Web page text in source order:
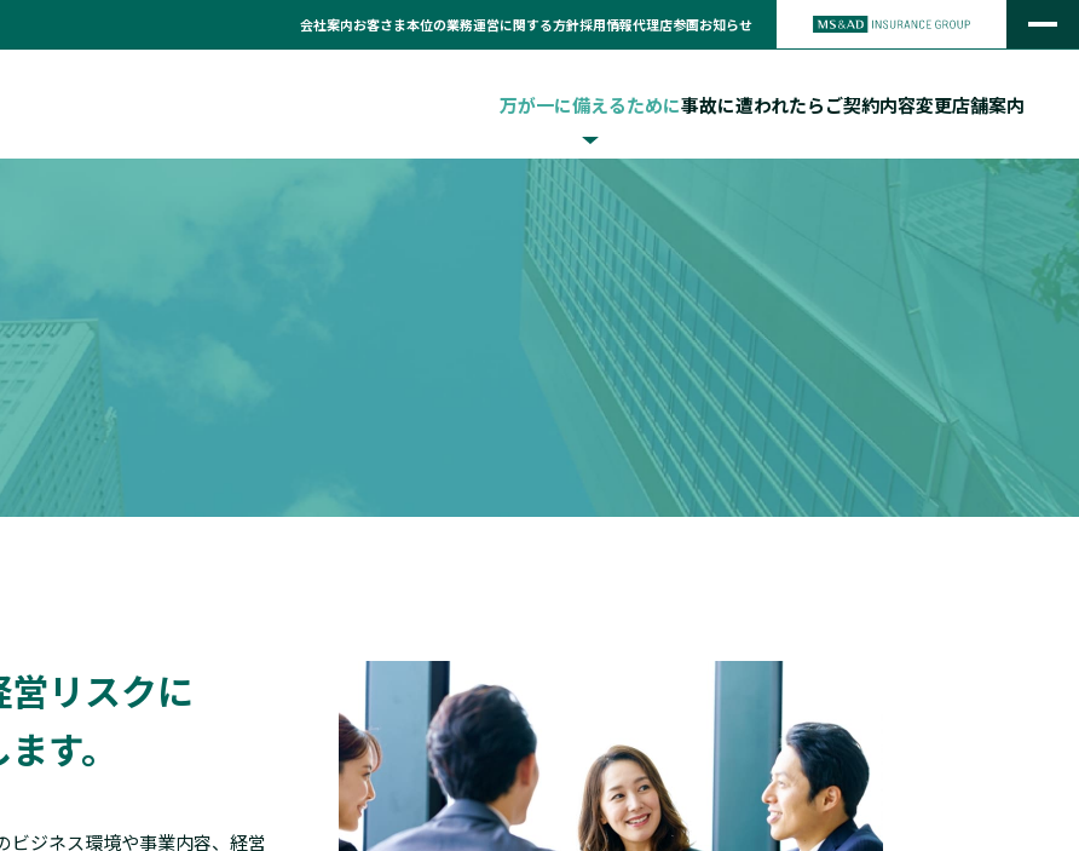
会社案内お客さま本位の業務運営に関する方針採用情報代理店参画お知らせ
万が一に備えるために事故に遭われたらご契約内容変更店舗案内
リスクに
す。
ビジネス環境や事業内容、経営